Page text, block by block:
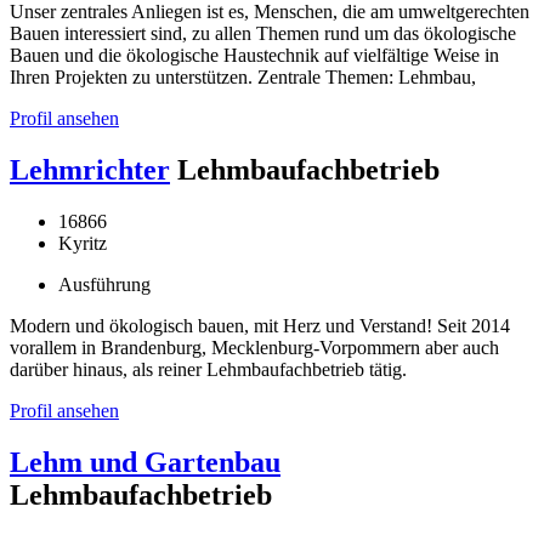
Unser zentrales Anliegen ist es, Menschen, die am umweltgerechten
Bauen interessiert sind, zu allen Themen rund um das ökologische
Bauen und die ökologische Haustechnik auf vielfältige Weise in
Ihren Projekten zu unterstützen. Zentrale Themen: Lehmbau,
Profil ansehen
Lehmrichter Lehmbaufachbetrieb
16866
Kyritz
Ausführung
Modern und ökologisch bauen, mit Herz und Verstand! Seit 2014
vorallem in Brandenburg, Mecklenburg-Vorpommern aber auch
darüber hinaus, als reiner Lehmbaufachbetrieb tätig.
Profil ansehen
Lehm und Gartenbau
Lehmbaufachbetrieb